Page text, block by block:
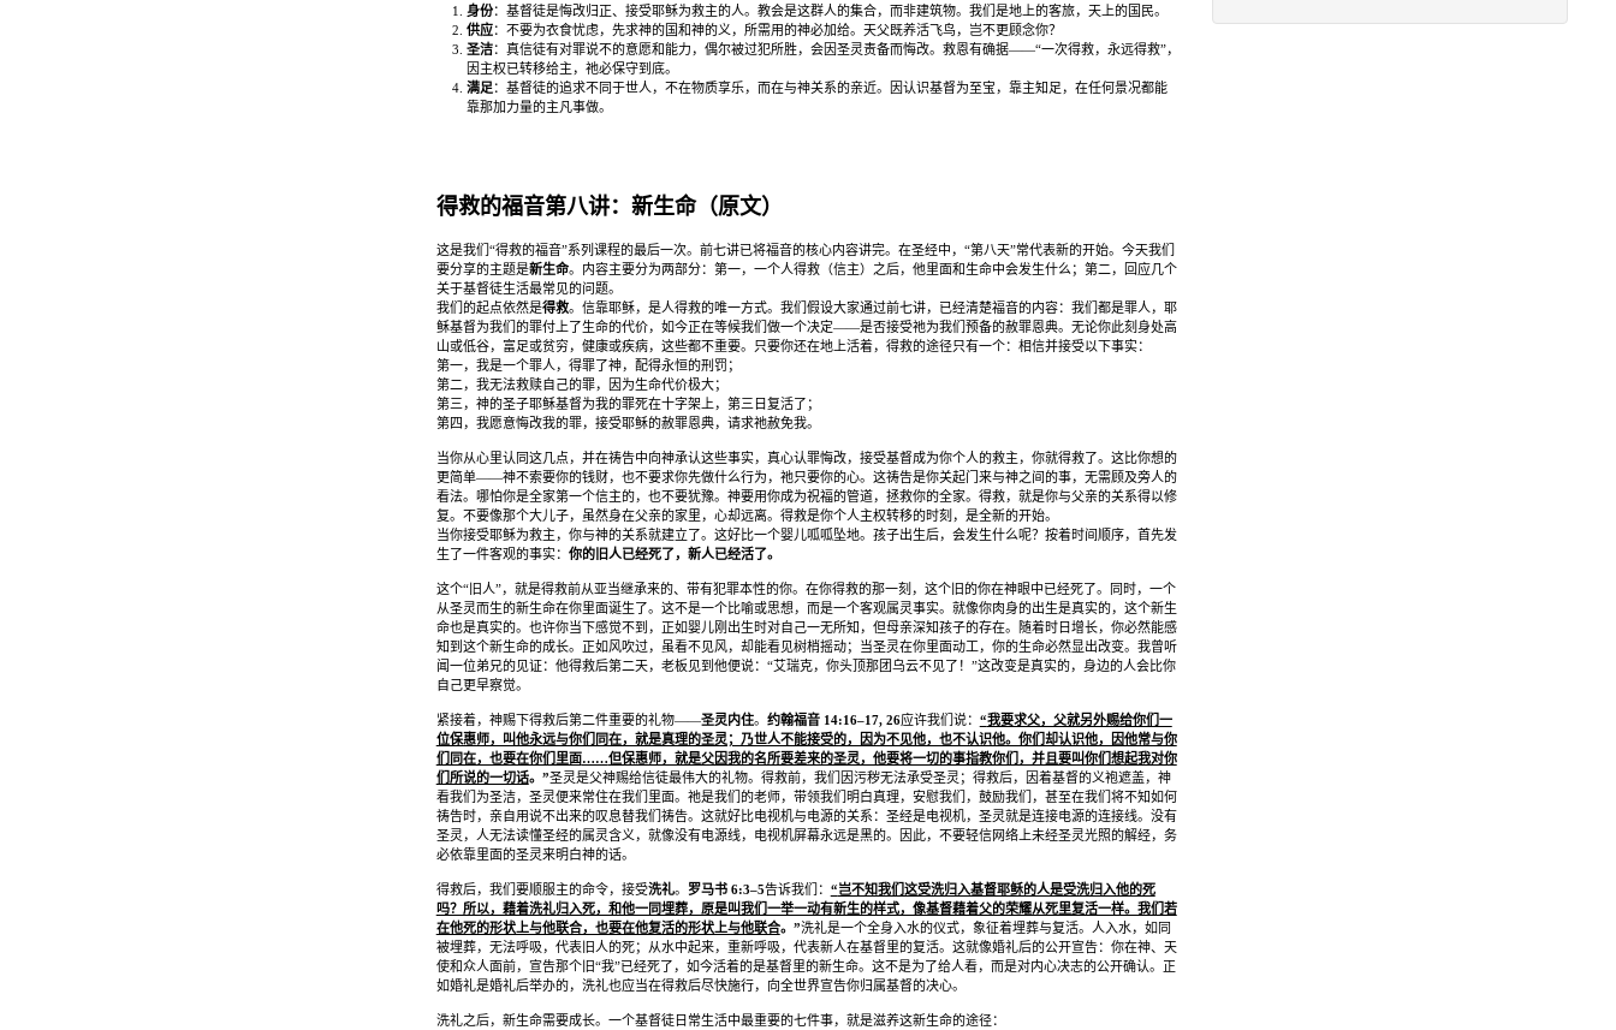
身份：基督徒是悔改归正、接受耶稣为救主的人。教会是这群人的集合，而非建筑物。我们是地上的客旅，天上的国民。
供应：不要为衣食忧虑，先求神的国和神的义，所需用的神必加给。天父既养活飞鸟，岂不更顾念你？
圣洁：真信徒有对罪说不的意愿和能力，偶尔被过犯所胜，会因圣灵责备而悔改。救恩有确据——“一次得救，永远得救”，
因主权已转移给主，祂必保守到底。
满足：基督徒的追求不同于世人，不在物质享乐，而在与神关系的亲近。因认识基督为至宝，靠主知足，在任何景况都能
靠那加力量的主凡事做。
得救的福音第八讲：新生命（原文）
这是我们 “得救的福音”系列课程的最后一次。前七讲已将福音的核心内容讲完。在圣经中， “第八天”常代表新的开始。今天我们
要分享的主题是新生命。内容主要分为两部分：第一，一个人得救（信主）之后，他里面和生命中会发生什么；第二，回应几个
关于基督徒生活最常见的问题。
我们的起点依然是得救。信靠耶稣，是人得救的唯一方式。我们假设大家通过前七讲，已经清楚福音的内容：我们都是罪人，耶
稣基督为我们的罪付上了生命的代价，如今正在等候我们做一个决定——是否接受祂为我们预备的赦罪恩典。无论你此刻身处高
山或低谷，富足或贫穷，健康或疾病，这些都不重要。只要你还在地上活着，得救的途径只有一个：相信并接受以下事实：
第一，我是一个罪人，得罪了神，配得永恒的刑罚；
第二，我无法救赎自己的罪，因为生命代价极大；
第三，神的圣子耶稣基督为我的罪死在十字架上，第三日复活了；
第四，我愿意悔改我的罪，接受耶稣的赦罪恩典，请求祂赦免我。
当你从心里认同这几点，并在祷告中向神承认这些事实，真心认罪悔改，接受基督成为你个人的救主，你就得救了。这比你想的
更简单——神不索要你的钱财，也不要求你先做什么行为，祂只要你的心。这祷告是你关起门来与神之间的事，无需顾及旁人的
看法。哪怕你是全家第一个信主的，也不要犹豫。神要用你成为祝福的管道，拯救你的全家。得救，就是你与父亲的关系得以修
复。不要像那个大儿子，虽然身在父亲的家里，心却远离。得救是你个人主权转移的时刻，是全新的开始。
当你接受耶稣为救主，你与神的关系就建立了。这好比一个婴儿呱呱坠地。孩子出生后，会发生什么呢？按着时间顺序，首先发
生了一件客观的事实： 你的旧人已经死了，新人已经活了。
这个“旧人”，就是得救前从亚当继承来的、带有犯罪本性的你。在你得救的那一刻，这个旧的你在神眼中已经死了。同时，一个
从圣灵而生的新生命在你里面诞生了。这不是一个比喻或思想，而是一个客观属灵事实。就像你肉身的出生是真实的，这个新生
命也是真实的。也许你当下感觉不到，正如婴儿刚出生时对自己一无所知，但母亲深知孩子的存在。随着时日增长，你必然能感
知到这个新生命的成长。正如风吹过，虽看不见风，却能看见树梢摇动；当圣灵在你里面动工，你的生命必然显出改变。我曾听
闻一位弟兄的见证：他得救后第二天，老板见到他便说： “艾瑞克，你头顶那团乌云不见了！ ”这改变是真实的，身边的人会比你
自己更早察觉。
紧接着，神赐下得救后第二件重要的礼物——圣灵内住。 约翰福音14:16–17, 26应许我们说： “我要求父，父就另外赐给你们一
位保惠师，叫他永远与你们同在，就是真理的圣灵；乃世人不能接受的，因为不见他，也不认识他。你们却认识他，因他常与你
们同在，也要在你们里面……但保惠师，就是父因我的名所要差来的圣灵，他要将一切的事指教你们，并且要叫你们想起我对你
们所说的一切话。 ”圣灵是父神赐给信徒最伟大的礼物。得救前，我们因污秽无法承受圣灵；得救后，因着基督的义袍遮盖，神
看我们为圣洁，圣灵便来常住在我们里面。祂是我们的老师，带领我们明白真理，安慰我们，鼓励我们，甚至在我们将不知如何
祷告时，亲自用说不出来的叹息替我们祷告。这就好比电视机与电源的关系：圣经是电视机，圣灵就是连接电源的连接线。没有
圣灵，人无法读懂圣经的属灵含义，就像没有电源线，电视机屏幕永远是黑的。因此，不要轻信网络上未经圣灵光照的解经，务
必依靠里面的圣灵来明白神的话。
得救后，我们要顺服主的命令，接受洗礼。 罗马书6:3–5告诉我们： “岂不知我们这受洗归入基督耶稣的人是受洗归入他的死
吗？所以，藉着洗礼归入死，和他一同埋葬，原是叫我们一举一动有新生的样式，像基督藉着父的荣耀从死里复活一样。我们若
在他死的形状上与他联合，也要在他复活的形状上与他联合。 ”洗礼是一个全身入水的仪式，象征着埋葬与复活。人入水，如同
被埋葬，无法呼吸，代表旧人的死；从水中起来，重新呼吸，代表新人在基督里的复活。这就像婚礼后的公开宣告：你在神、天
使和众人面前，宣告那个旧“我”已经死了，如今活着的是基督里的新生命。这不是为了给人看，而是对内心决志的公开确认。正
如婚礼是婚礼后举办的，洗礼也应当在得救后尽快施行，向全世界宣告你归属基督的决心。
洗礼之后，新生命需要成长。一个基督徒日常生活中最重要的七件事，就是滋养这新生命的途径：